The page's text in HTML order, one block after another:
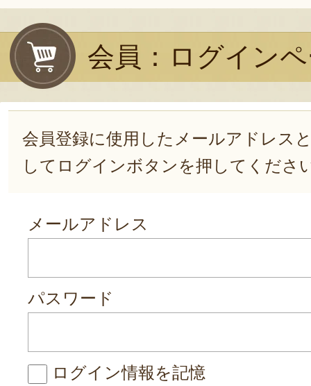
会員：ログイン
会員登録に使用したメールアドレス
してログインボタンを押してくださ
メールアドレス
パスワード
ログイン情報を記憶